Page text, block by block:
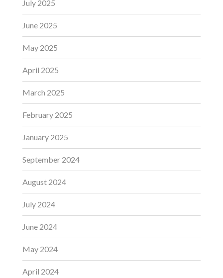
July 2025
June 2025
May 2025
April 2025
March 2025
February 2025
January 2025
September 2024
August 2024
July 2024
June 2024
May 2024
April 2024